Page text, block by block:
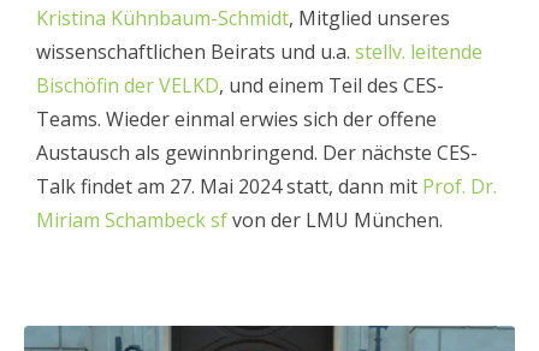
Kristina Kühnbaum-Schmidt, Mitglied unseres
wissenschaftlichen Beirats und u.a. stellv. leitende
Bischöfin der VELKD, und einem Teil des CES-
Teams. Wieder einmal erwies sich der offene
Austausch als gewinnbringend. Der nächste CES-
Talk findet am 27. Mai 2024 statt, dann mit Prof. Dr.
Miriam Schambeck sfvon der LMU München.